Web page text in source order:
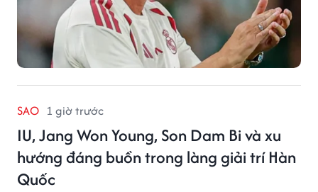
SAO 1 giờ trước
IU, Jang Won Young, Son Dam Bi và xu
hướng đáng buồn trong làng giải trí Hàn
Quốc